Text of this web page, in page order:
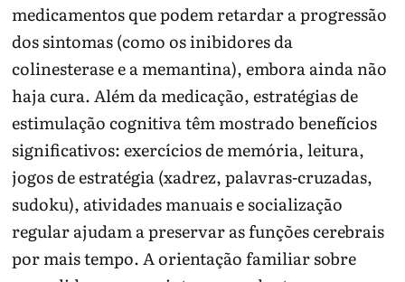
medicamentos que podem retardar a progressão
dos sintomas (como os inibidores da
colinesterase e a memantina), embora ainda não
haja cura. Além da medicação, estratégias de
estimulação cognitiva têm mostrado benefícios
significativos: exercícios de memória, leitura,
jogos de estratégia (xadrez, palavras-cruzadas,
sudoku), atividades manuais e socialização
regular ajudam a preservar as funções cerebrais
por mais tempo. A orientação familiar sobre